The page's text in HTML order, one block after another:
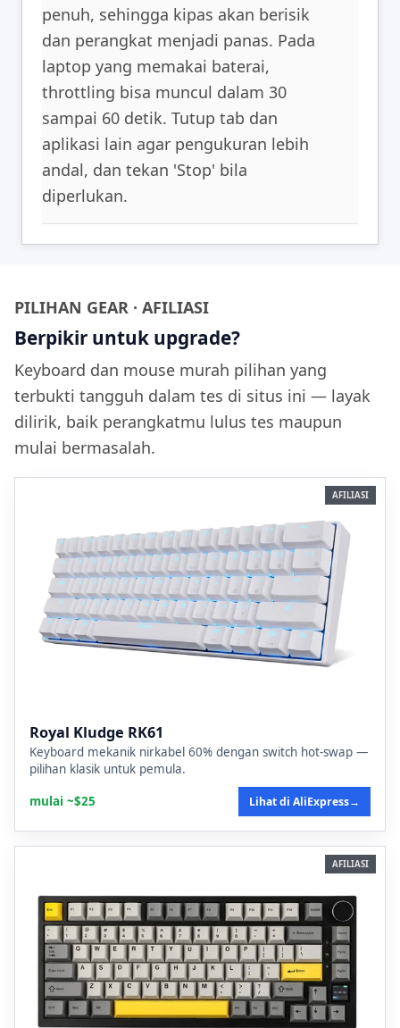
penuh, sehingga kipas akan berisik
dan perangkat menjadi panas. Pada
laptop yang memakai baterai,
throttling bisa muncul dalam 30
sampai 60 detik. Tutup tab dan
aplikasi lain agar pengukuran lebih
andal, dan tekan 'Stop' bila
diperlukan.
PILIHAN GEAR · AFILIASI
Berpikir untuk upgrade?
Keyboard dan mouse murah pilihan yang
terbukti tangguh dalam tes di situs ini — layak
dilirik, baik perangkatmu lulus tes maupun
mulai bermasalah.
AFILIASI
Royal Kludge RK61
Keyboard mekanik nirkabel 60% dengan switch hot-swap —
pilihan klasik untuk pemula.
mulai ~$25
Lihat di AliExpress→
AFILIASI